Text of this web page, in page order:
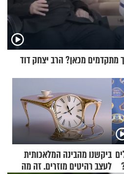
מכאן? הרב יצחק דוד
ביקשנו מהבינה המלאכותית
לעצב רהיטים מוזרים. זה מה